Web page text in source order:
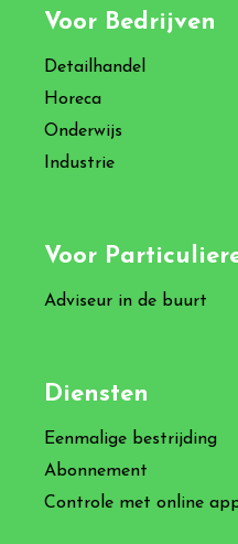
Voor Bedrijven
Detailhandel
Horeca
Onderwijs
Industrie
Voor
Adviseur in de buurt
Diensten
Eenmalige bestrijding
Abonnement
Controle met online